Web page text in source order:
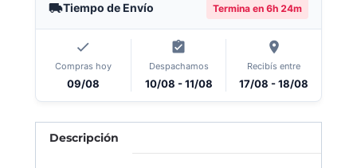
Tiempo de Envío Termina en 6h 24m
Compras hoy
09/08
Despachamos
10/08 - 11/08
Recibís entre
17/08 - 18/08
Descripción